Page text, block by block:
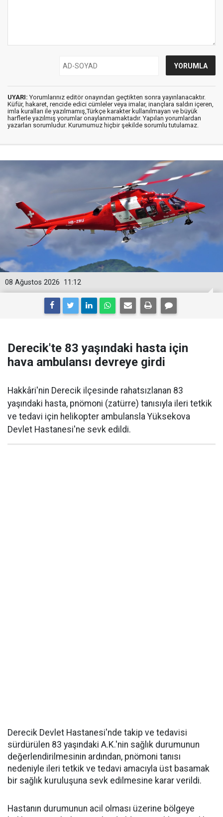
UYARI: Yorumlarınız editör onayından geçtikten sonra yayınlanacaktır.
Küfür, hakaret, rencide edici cümleler veya imalar, inançlara saldırı içeren,
imla kuralları ile yazılmamış,Türkçe karakter kullanılmayan ve büyük
harflerle yazılmış yorumlar onaylanmamaktadır. Yapılan yorumlardan
yazarları sorumludur. Kurumumuz hiçbir şekilde sorumlu tutulamaz.
11:12
08 Ağustos 2026
Derecik'te 83 yaşındaki hasta için
hava ambulansı devreye girdi
Hakkâri'nin Derecik ilçesinde rahatsızlanan 83
yaşındaki hasta, pnömoni (zatürre) tanısıyla ileri tetkik
ve tedavi için helikopter ambulansla Yüksekova
Devlet Hastanesi'ne sevk edildi.
Derecik Devlet Hastanesi'nde takip ve tedavisi
sürdürülen 83 yaşındaki A.K.'nin sağlık durumunun
değerlendirilmesinin ardından, pnömoni tanısı
nedeniyle ileri tetkik ve tedavi amacıyla üst basamak
bir sağlık kuruluşuna sevk edilmesine karar verildi.
Hastanın durumunun acil olması üzerine bölgeye